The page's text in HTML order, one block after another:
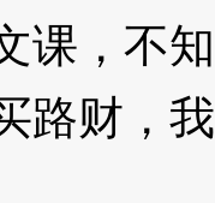
课，不
路财，